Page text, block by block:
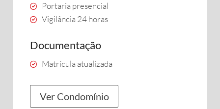
Portaria presencial
Vigilância 24 horas
Documentação
Matrícula atualizada
Ver Condomínio